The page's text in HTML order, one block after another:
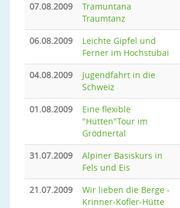
07.08.2009
Tramuntana
Traumtanz
06.08.2009
Leichte Gipfel und
Ferner im Hochstubai
04.08.2009
Jugendfahrt in die
Schweiz
01.08.2009
Eine flexible
"Hütten"Tour im
Grödnertal
31.07.2009
Alpiner Basiskurs in
Fels und Eis
21.07.2009
Wir lieben die Berge -
Krinner-Kofler-Hütte